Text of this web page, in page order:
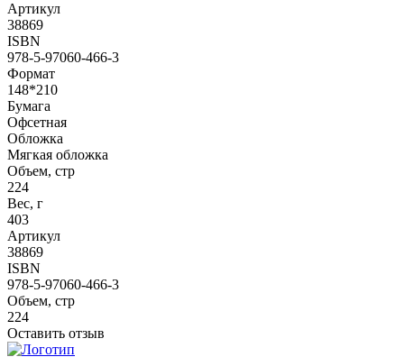
Артикул
38869
ISBN
978-5-97060-466-3
Формат
148*210
Бумага
Офсетная
Обложка
Мягкая обложка
Объем, стр
224
Вес, г
403
Артикул
38869
ISBN
978-5-97060-466-3
Объем, стр
224
Оставить отзыв